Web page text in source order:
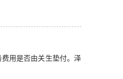
用是否由关生垫付。泽